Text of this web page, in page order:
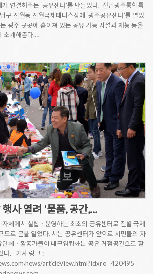
연결해주는 ‘공유센터’를 만들었다. 전남광주통합특
구 진월동 진월국제테니스장에 ‘광주공유센터’를 열었
광주 곳곳에 흩어져 있는 공유 가능 시설과 재능 등을
소개해준다.…
행사 열려 '물품, 공간,…
체에서 설립ㆍ운영하는 최초의 공유센터로 진월 국제
모로 문을 열었다. 시는 공유센터가 앞으로 시민들의 자
단체ㆍ활동가들이 네크워킹하는 공유 거점공간으로 활
다. 기사 링크 :
news/articleView.html?idxno=420495